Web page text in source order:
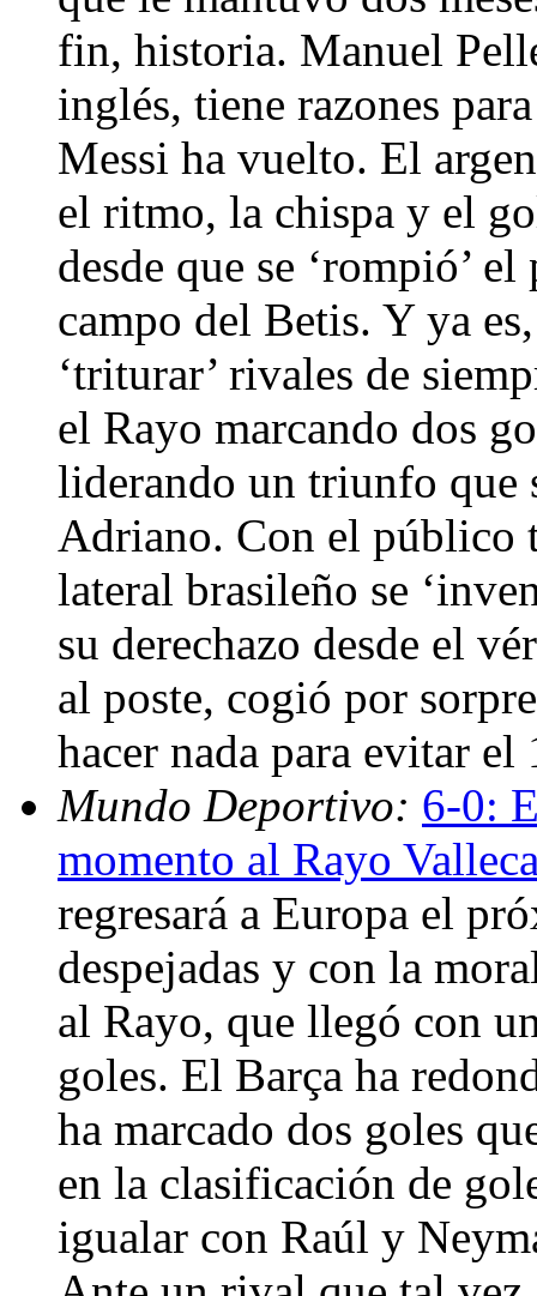
fin, historia. Manuel
inglés, tiene razones
Messi ha vuelto. El
el ritmo, la chispa y el
desde que se ‘rompió’
campo del Betis. Y ya
‘triturar’ rivales de
el Rayo marcando dos
liderando un triunfo que
Adriano. Con el público
lateral brasileño se
su derechazo desde el
al poste, cogió por
hacer nada para evitar
Mundo Deportivo: 6-0:
momento al Rayo
regresará a Europa el
despejadas y con la
al Rayo, que llegó con
goles. El Barça ha
ha marcado dos goles
en la clasificación de
igualar con Raúl y